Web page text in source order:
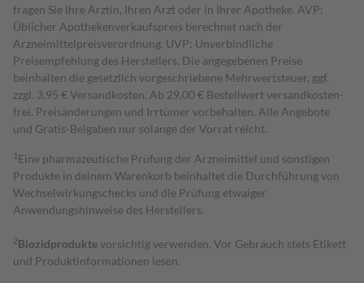
fragen Sie Ihre Ärztin, Ihren Arzt oder in Ihrer Apotheke. AVP:
Üblicher Apothekenverkaufspreis berechnet nach der
Arzneimittelpreisverordnung. UVP: Unverbindliche
Preisempfehlung des Herstellers. Die angegebenen Preise
beinhalten die gesetzlich vorgeschriebene Mehrwertsteuer, ggf.
zzgl. 3,95 € Versandkosten. Ab 29,00 € Bestell­wert versand­kosten­
frei. Preisänderungen und Irrtümer vorbehalten. Alle Angebote
und Gratis-Beigaben nur solange der Vorrat reicht.
1 Eine pharmazeutische Prüfung der Arzneimittel und sonstigen
Produkte in deinem Warenkorb beinhaltet die Durchführung von
Wechselwirkungschecks und die Prüfung etwaiger
Anwendungshinweise des Herstellers.
2Biozidproduktevorsichtig verwenden. Vor Gebrauch stets Etikett
und Produktinformationen lesen.